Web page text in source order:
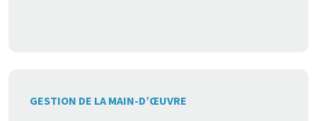
GESTION DE LA MAIN-D’ŒUVRE